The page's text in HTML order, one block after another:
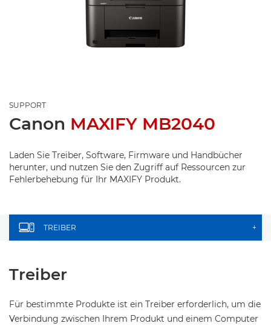
SUPPORT
Canon MAXIFY MB2040
Laden Sie Treiber, Software, Firmware und Handbücher
herunter, und nutzen Sie den Zugriff auf Ressourcen zur
Fehlerbehebung für Ihr MAXIFY Produkt.
TREIBER +
Treiber
Für bestimmte Produkte ist ein Treiber erforderlich, um die
Verbindung zwischen Ihrem Produkt und einem Computer